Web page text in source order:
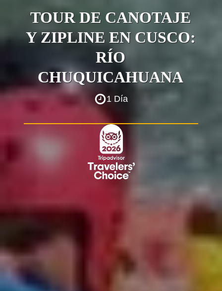
TOUR DE CANOTAJE
Y ZIPLINE EN CUSCO:
RÍO
CHUQUICAHUANA
1 Día